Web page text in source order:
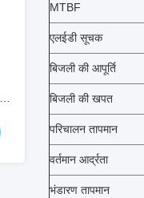
MTBF
एलईडी सूचक
बिजली की आपूर्ति
बिजली की खपत
परिचालन तापमान
वर्तमान आर्द्रता
भंडारण तापमान